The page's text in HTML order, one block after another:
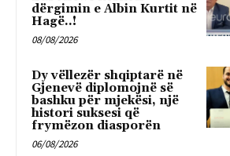
dërgimin e Albin Kurtit në
Hagë..!
08/08/2026
Dy vëllezër shqiptarë në
Gjenevë diplomojnë së
bashku për mjekësi, një
histori suksesi që
frymëzon diasporën
06/08/2026